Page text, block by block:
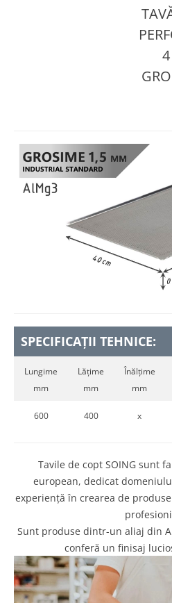
SPECIFICAȚII TEHNICE:
Lungime
mm
Lățime
mm
Înălțime
mm
600 400 x
Tavile de copt SOING sunt
european, dedicat
experiență în crearea de
Sunt produse dintr-un aliaj din
conferă un finisaj